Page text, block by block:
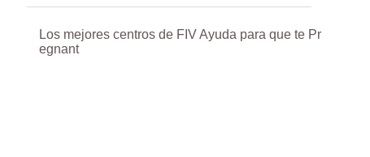
Los mejores centros de FIV Ayuda para que te Pr
egnant